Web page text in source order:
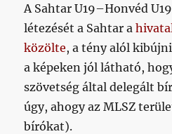
A Sahtar U19–Honvéd
létezését a Sahtar a
közölte, a tény alól
a képeken jól látható,
szövetség által delegált
úgy, ahogy az MLSZ
bírókat).